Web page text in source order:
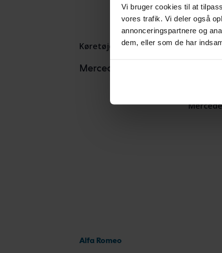
Vi bruger cookies til at
vores trafik. Vi deler også
annonceringspartnere og
dem, eller som de har
Køretøjer Mercedes E-klass
Mercedesmodeller
Alfa Romeo